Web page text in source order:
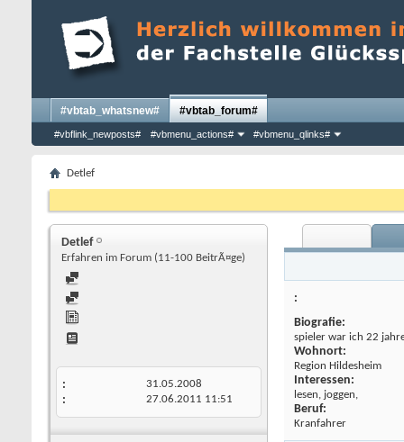
#vbtab_whatsnew# #vbtab_forum#
#vbflink_newposts# #vbmenu_actions# #vbmenu_qlinks#
Detlef
Detlef
Erfahren im Forum (11-100 BeitrÃ¤ge)
31.05.2008
27.06.2011 11:51
Biografie:
spieler war ich 22
Wohnort:
Region Hildesheim
Interessen:
lesen, joggen,
Beruf:
Kranfahrer